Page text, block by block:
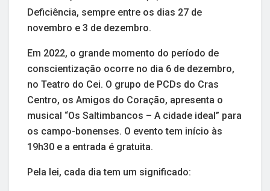
Deficiência, sempre entre os dias 27 de
novembro e 3 de dezembro.
Em 2022, o grande momento do período de
conscientização ocorre no dia 6 de dezembro,
no Teatro do Cei. O grupo de PCDs do Cras
Centro, os Amigos do Coração, apresenta o
musical “Os Saltimbancos – A cidade ideal” para
os campo-bonenses. O evento tem início às
19h30 e a entrada é gratuita.
Pela lei, cada dia tem um significado: